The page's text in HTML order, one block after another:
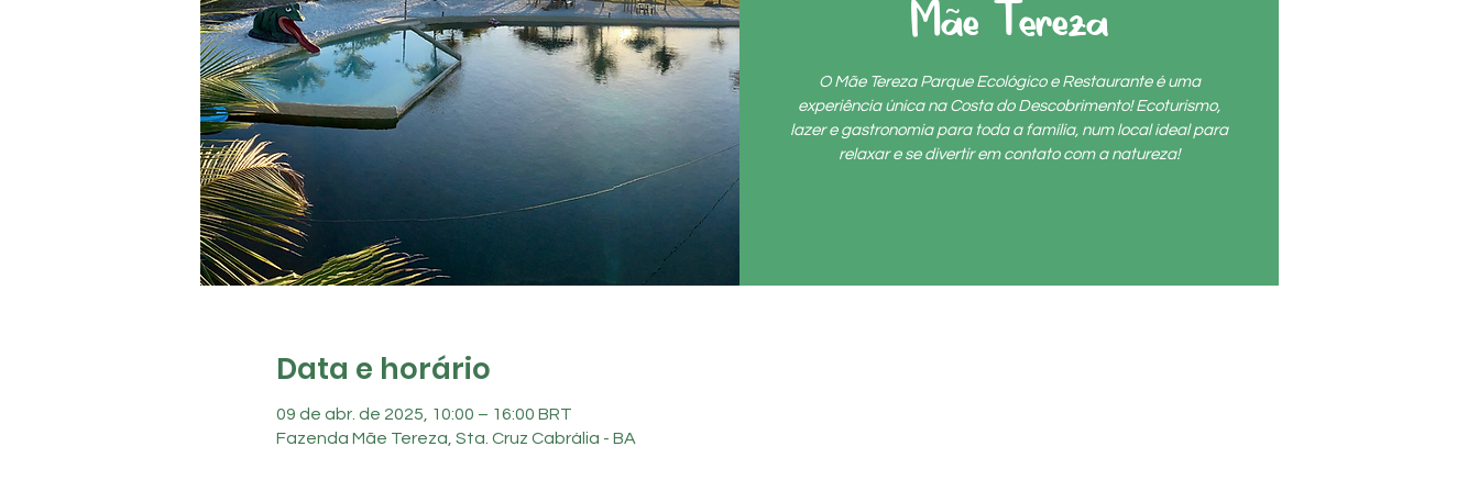
Mãe Tereza
O Mãe Tereza Parque Ecológico e Restaurante é uma
experiência única na Costa do Descobrimento! Ecoturismo,
lazer e gastronomia para toda a família, num local ideal para
relaxar e se divertir em contato com a natureza!
Data e horário
09 de abr. de 2025, 10:00 – 16:00 BRT
Fazenda Mãe Tereza, Sta. Cruz Cabrália - BA